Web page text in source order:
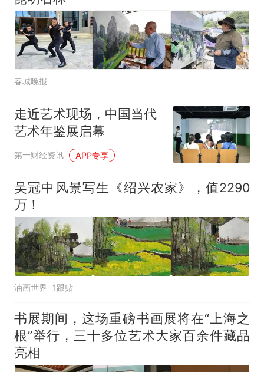
春城晚报
走近艺术现场，中国当代
艺术年鉴展启幕
第一财经资讯 APP专享
吴冠中风景写生《绍兴农家》，值2290
万！
油画世界 1跟贴
书展期间，这场重磅书画展将在“上海之
根”举行，三十多位艺术大家百余件藏品
亮相